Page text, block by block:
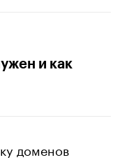
и как
доменов